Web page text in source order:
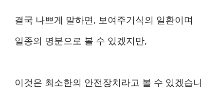
결국 나쁘게 말하면, 보여주기식의 일환이며
일종의 명분으로 볼 수 있겠지만,
이것은 최소한의 안전장치라고 볼 수 있겠습니